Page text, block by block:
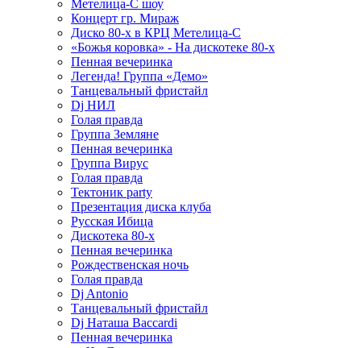
Метелица-С шоу
Концерт гр. Мираж
Диско 80-х в КРЦ Метелица-С
«Божья коровка» - На дискотеке 80-х
Пенная вечеринка
Легенда! Группа «Демо»
Танцевальный фристайл
Dj НИЛ
Голая правда
Группа Земляне
Пенная вечеринка
Группа Вирус
Голая правда
Тектоник party
Презентация диска клуба
Русская Ибица
Дискотека 80-х
Пенная вечеринка
Рождественская ночь
Голая правда
Dj Antonio
Танцевальный фристайл
Dj Наташа Baccardi
Пенная вечеринка